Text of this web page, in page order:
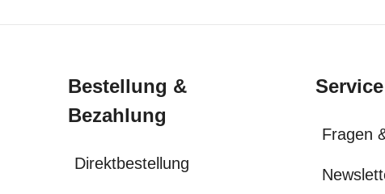
Bestellung &
Bezahlung
Direktbestellung
Fragen